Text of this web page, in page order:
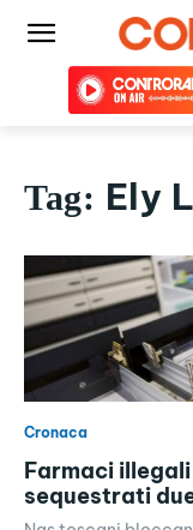
Tag: Ely
Cronaca
Farmaci
sequestrati